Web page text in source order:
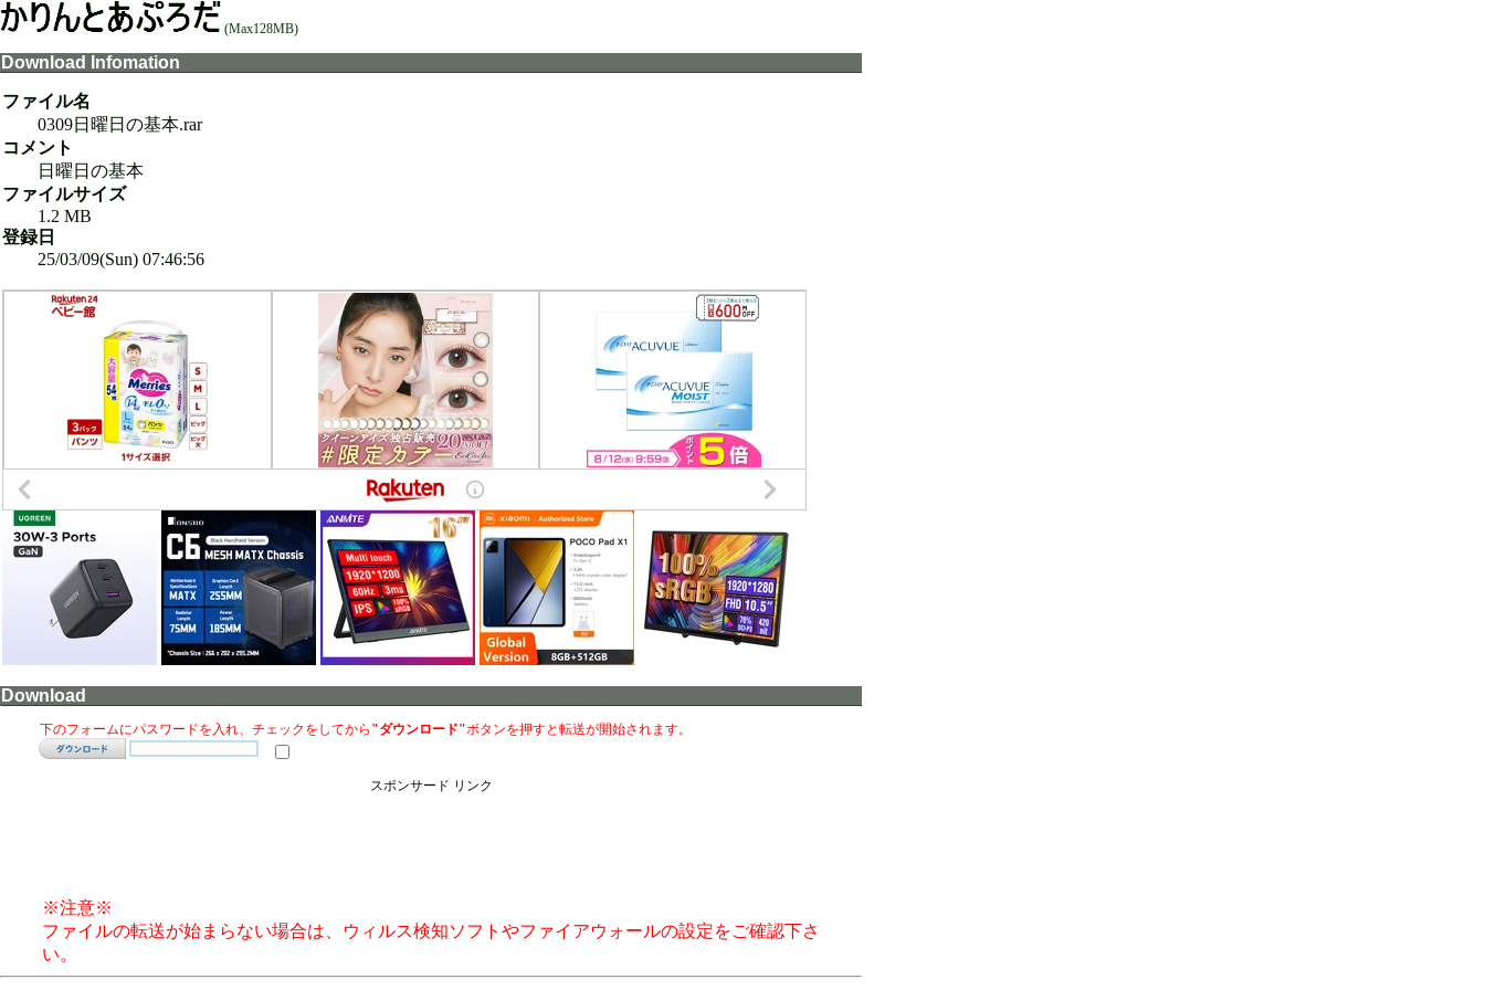
(Max128MB)
Download Infomation
ファイル名
0309日曜日の基本.rar
コメント
日曜日の基本
ファイルサイズ
1.2 MB
登録日
25/03/09(Sun) 07:46:56
Download
下のフォームにパスワードを入れ、チェックをしてから "ダウンロード"ボタンを押すと転送が開始されます。
スポンサード リンク
※注意※
ファイルの転送が始まらない場合は、ウィルス検知ソフトやファイアウォールの設定をご確認下さ
い。